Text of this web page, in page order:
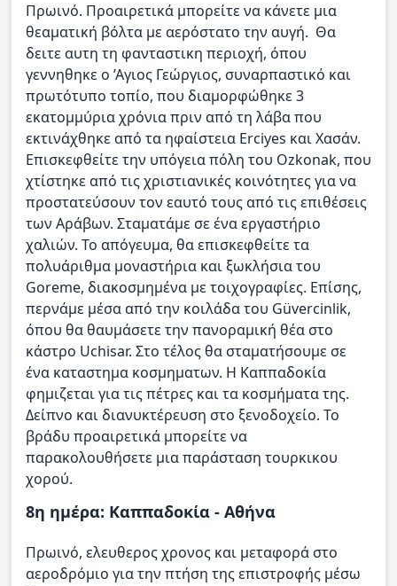
Πρωινό. Προαιρετικά μπορείτε να κάνετε μια
θεαματική βόλτα με αερόστατο την αυγή. Θα
δειτε αυτη τη φανταστικη περιοχή, όπου
γεννηθηκε ο ’Αγιος Γεώργιος, συναρπαστικό και
πρωτότυπο τοπίο, που διαμορφώθηκε 3
εκατομμύρια χρόνια πριν από τη λάβα που
εκτινάχθηκε από τα ηφαίστεια Erciyes και Χασάν.
Επισκεφθείτε την υπόγεια πόλη του Ozkonak, που
χτίστηκε από τις χριστιανικές κοινότητες για να
προστατεύσουν τον εαυτό τους από τις επιθέσεις
των Αράβων. Σταματάμε σε ένα εργαστήριο
χαλιών. Το απόγευμα, θα επισκεφθείτε τα
πολυάριθμα μοναστήρια και ξωκλήσια του
Goreme, διακοσμημένα με τοιχογραφίες. Επίσης,
περνάμε μέσα από την κοιλάδα του Güvercinlik,
όπου θα θαυμάσετε την πανοραμική θέα στο
κάστρο Uchisar. Στο τέλος θα σταματήσουμε σε
ένα καταστημα κοσμηματων. Η Καππαδοκία
φημιζεται για τις πέτρες και τα κοσμήματα της.
Δείπνο και διανυκτέρευση στο ξενοδοχείο. Το
βράδυ προαιρετικά μπορείτε να
παρακολουθήσετε μια παράσταση τουρκικου
χορού.
8η ημέρα: Καππαδοκία - Αθήνα
Πρωινό, ελευθερος χρονος και μεταφορά στο
αεροδρόμιο για την πτήση της επιστροφής μέσω